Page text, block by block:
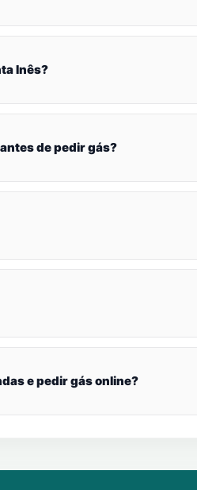
Inês?
de pedir gás?
e pedir gás online?